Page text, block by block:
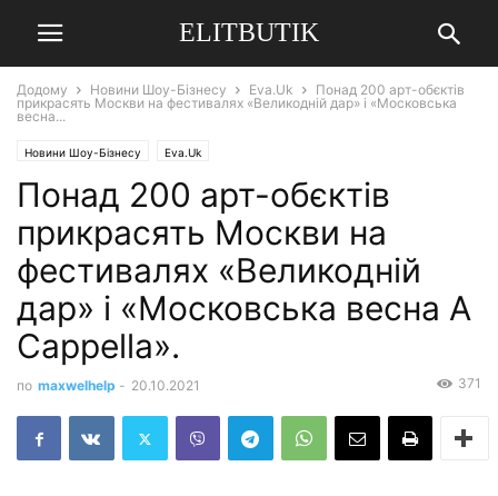
ELITBUTIK
Додому Новини Шоу-Бізнесу Eva.Uk
Понад 200 арт-обєктів
прикрасять Москви на фестивалях «Великодній дар» і «Московська
весна...
Новини Шоу-Бізнесу Eva.Uk
Понад 200 арт-обєктів
прикрасять Москви на
фестивалях «Великодній
дар» і «Московська весна A
Cappella».
по maxwelhelp - 20.10.2021 371